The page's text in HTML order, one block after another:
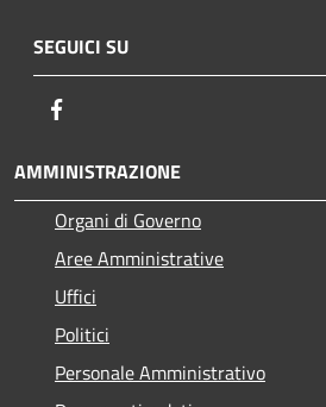
SEGUICI SU
AMMINISTRAZIONE
Organi di Governo
Aree Amministrative
Uffici
Politici
Personale Amministrativo